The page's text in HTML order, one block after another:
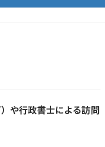
や行政書士による訪問